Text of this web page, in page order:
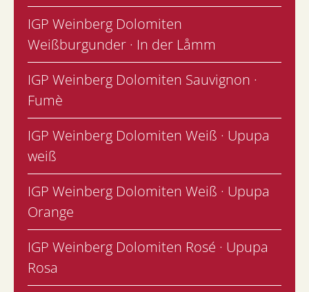
IGP Weinberg Dolomiten
Weißburgunder · In der Låmm
IGP Weinberg Dolomiten Sauvignon ·
Fumè
IGP Weinberg Dolomiten Weiß · Upupa
weiß
IGP Weinberg Dolomiten Weiß · Upupa
Orange
IGP Weinberg Dolomiten Rosé · Upupa
Rosa